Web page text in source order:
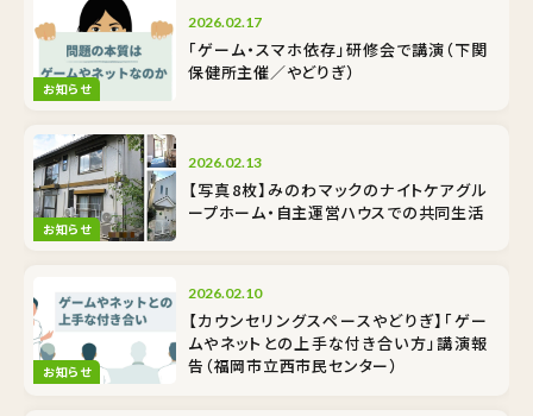
お知らせ
2026.02.17
「ゲーム・スマホ依存」研修会で講演（下関
保健所主催／やどりぎ）
お知らせ
2026.02.13
【写真8枚】みのわマックのナイトケア――グル
ープホーム・自主運営ハウスでの共同生活
お知らせ
2026.02.10
【カウンセリングスペースやどりぎ】「ゲー
ムやネットとの上手な付き合い方」講演報
告（福岡市立西市民センター）